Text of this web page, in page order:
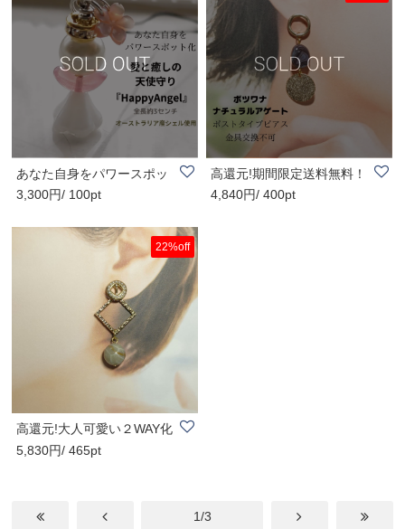
あなた自身をパワースポッ
ト化！愛と癒し..
3,300円/ 100pt
高還元!期間限定送料無料！
大人可愛いコ..
4,840円/ 400pt
22%off
高還元!大人可愛い２WAY化
石珊瑚イヤリン..
5,830円/ 465pt
1/3